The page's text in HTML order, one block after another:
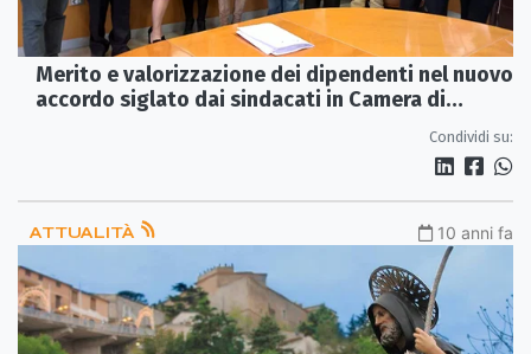
Merito e valorizzazione dei dipendenti nel nuovo
accordo siglato dai sindacati in Camera di
Condividi su:
ATTUALITÀ 10 anni fa